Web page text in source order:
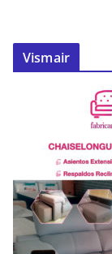
Vismair